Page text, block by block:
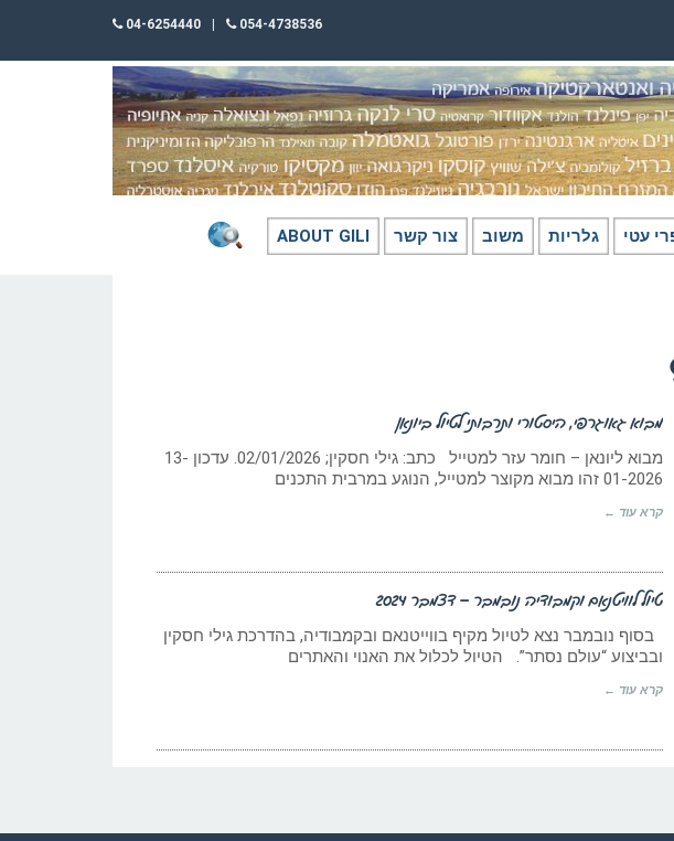
054-4738536
04-6254440
עטי גלריות משוב צור קשר ABOUT GILI
מבוא גאוגרפי, היסטורי ותרבותי לטיול ביונאן
מבוא ליונאן – חומר עזר למטייל כתב: גילי חסקין; ‏02/01/2026. עדכון 13-
01-2026 זהו מבוא מקוצר למטייל, הנוגע במרבית התכנים
קרא עוד ←
טיול לוויטנאם וקמבודיה נובמבר – דצמבר 2024
בסוף נובמבר נצא לטיול מקיף בווייטנאם ובקמבודיה, בהדרכת גילי חסקין
ובביצוע “עולם נסתר”. הטיול לכלול את האנוי והאתרים
קרא עוד ←